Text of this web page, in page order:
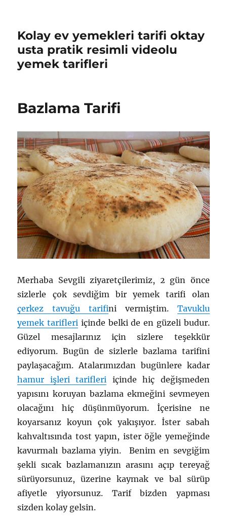
Kolay ev yemekleri tarifi oktay
usta pratik resimli videolu
yemek tarifleri
Bazlama Tarifi
Merhaba Sevgili ziyaretçilerimiz, 2 gün önce
sizlerle çok sevdiğim bir yemek tarifi olan
çerkez tavuğu tarifini vermiştim. Tavuklu
yemek tarifleri içinde belki de en güzeli budur.
Güzel mesajlarınız için sizlere teşekkür
ediyorum. Bugün de sizlerle bazlama tarifini
paylaşacağım. Atalarımızdan bugünlere kadar
hamur işleri tarifleri içinde hiç değişmeden
yapısını koruyan bazlama ekmeğini sevmeyen
olacağını hiç düşünmüyorum. İçerisine ne
koyarsanız koyun çok yakışıyor. İster sabah
kahvaltısında tost yapın, ister öğle yemeğinde
kavurmalı bazlama yiyin. Benim en sevgiğim
şekli sıcak bazlamanızın arasını açıp tereyağ
sürüyorsunuz, üzerine kaymak ve bal sürüp
afiyetle yiyorsunuz. Tarif bizden yapması
sizden kolay gelsin.